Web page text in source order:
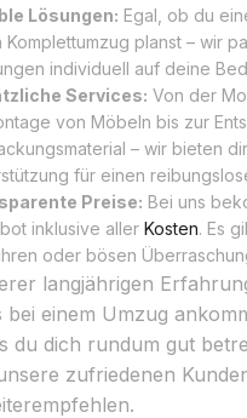
Lösungen: Egal, ob du
Komplettumzug planst – wir
individuell auf deine
Services: Von der
von Möbeln bis zur
– wir bieten
für einen
Preise: Bei uns
inklusive aller Kosten. Es
oder bösen
langjährigen
einem Umzug
du dich rundum gut
zufriedenen